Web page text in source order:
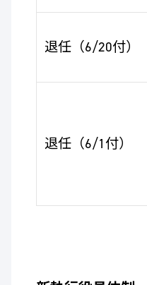
退任（6/20付）
退任（6/1付）